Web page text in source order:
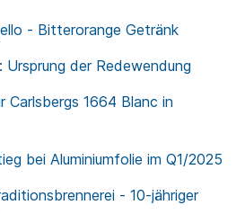
- Bitterorange Getränk
der Redewendung
Carlsbergs 1664 Blanc in
bei Aluminiumfolie im Q1/2025
- 10-jähriger